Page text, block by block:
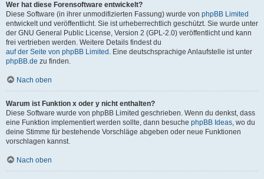
Wer hat diese Forensoftware entwickelt?
Diese Software (in ihrer unmodifizierten Fassung) wurde von phpBB Limited
entwickelt und veröffentlicht. Sie ist urheberrechtlich geschützt. Sie wurde unter
der GNU General Public License, Version 2 (GPL-2.0) veröffentlicht und kann
frei vertrieben werden. Weitere Details findest du
auf der Seite von phpBB Limited . Eine deutschsprachige Anlaufstelle ist unter
phpBB.de zu finden.
Nach oben
Warum ist Funktion x oder y nicht enthalten?
Diese Software wurde von phpBB Limited geschrieben. Wenn du denkst, dass
eine Funktion implementiert werden sollte, dann besuche phpBB Ideas, wo du
deine Stimme für bestehende Vorschläge abgeben oder neue Funktionen
vorschlagen kannst.
Nach oben